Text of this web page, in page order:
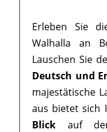
Erleben Sie
Walhalla an
Lauschen Sie
Deutsch und
majestätische
aus bietet sich
Blick auf